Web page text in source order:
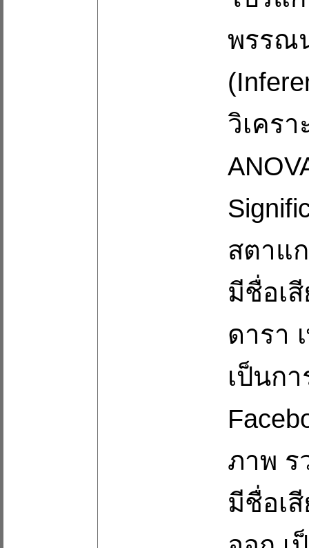
พรรณ
วิเคร
สตาแ
มีชื่อเ
ดารา
เป็นก
ภาพ ร
มีชื่อเ